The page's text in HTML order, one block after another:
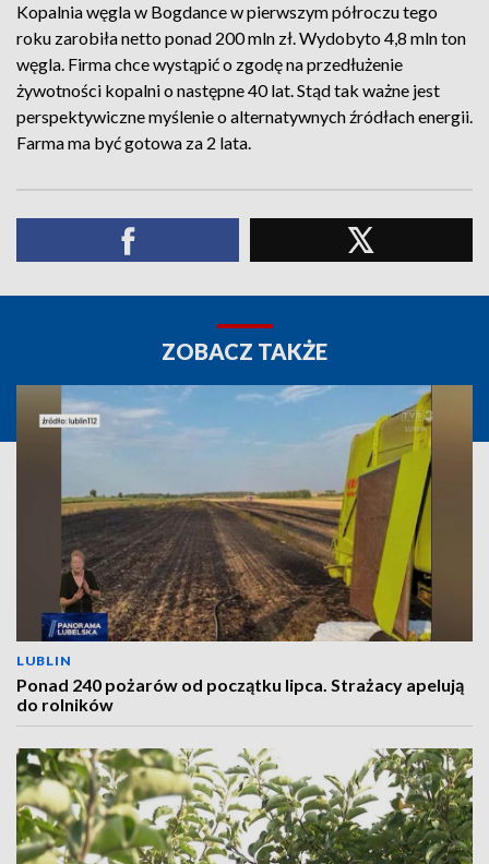
Kopalnia węgla w Bogdance w pierwszym półroczu tego
roku zarobiła netto ponad 200 mln zł. Wydobyto 4,8 mln ton
węgla. Firma chce wystąpić o zgodę na przedłużenie
żywotności kopalni o następne 40 lat. Stąd tak ważne jest
perspektywiczne myślenie o alternatywnych źródłach energii.
Farma ma być gotowa za 2 lata.
ZOBACZ TAKŻE
LUBLIN
Ponad 240 pożarów od początku lipca. Strażacy apelują
do rolników